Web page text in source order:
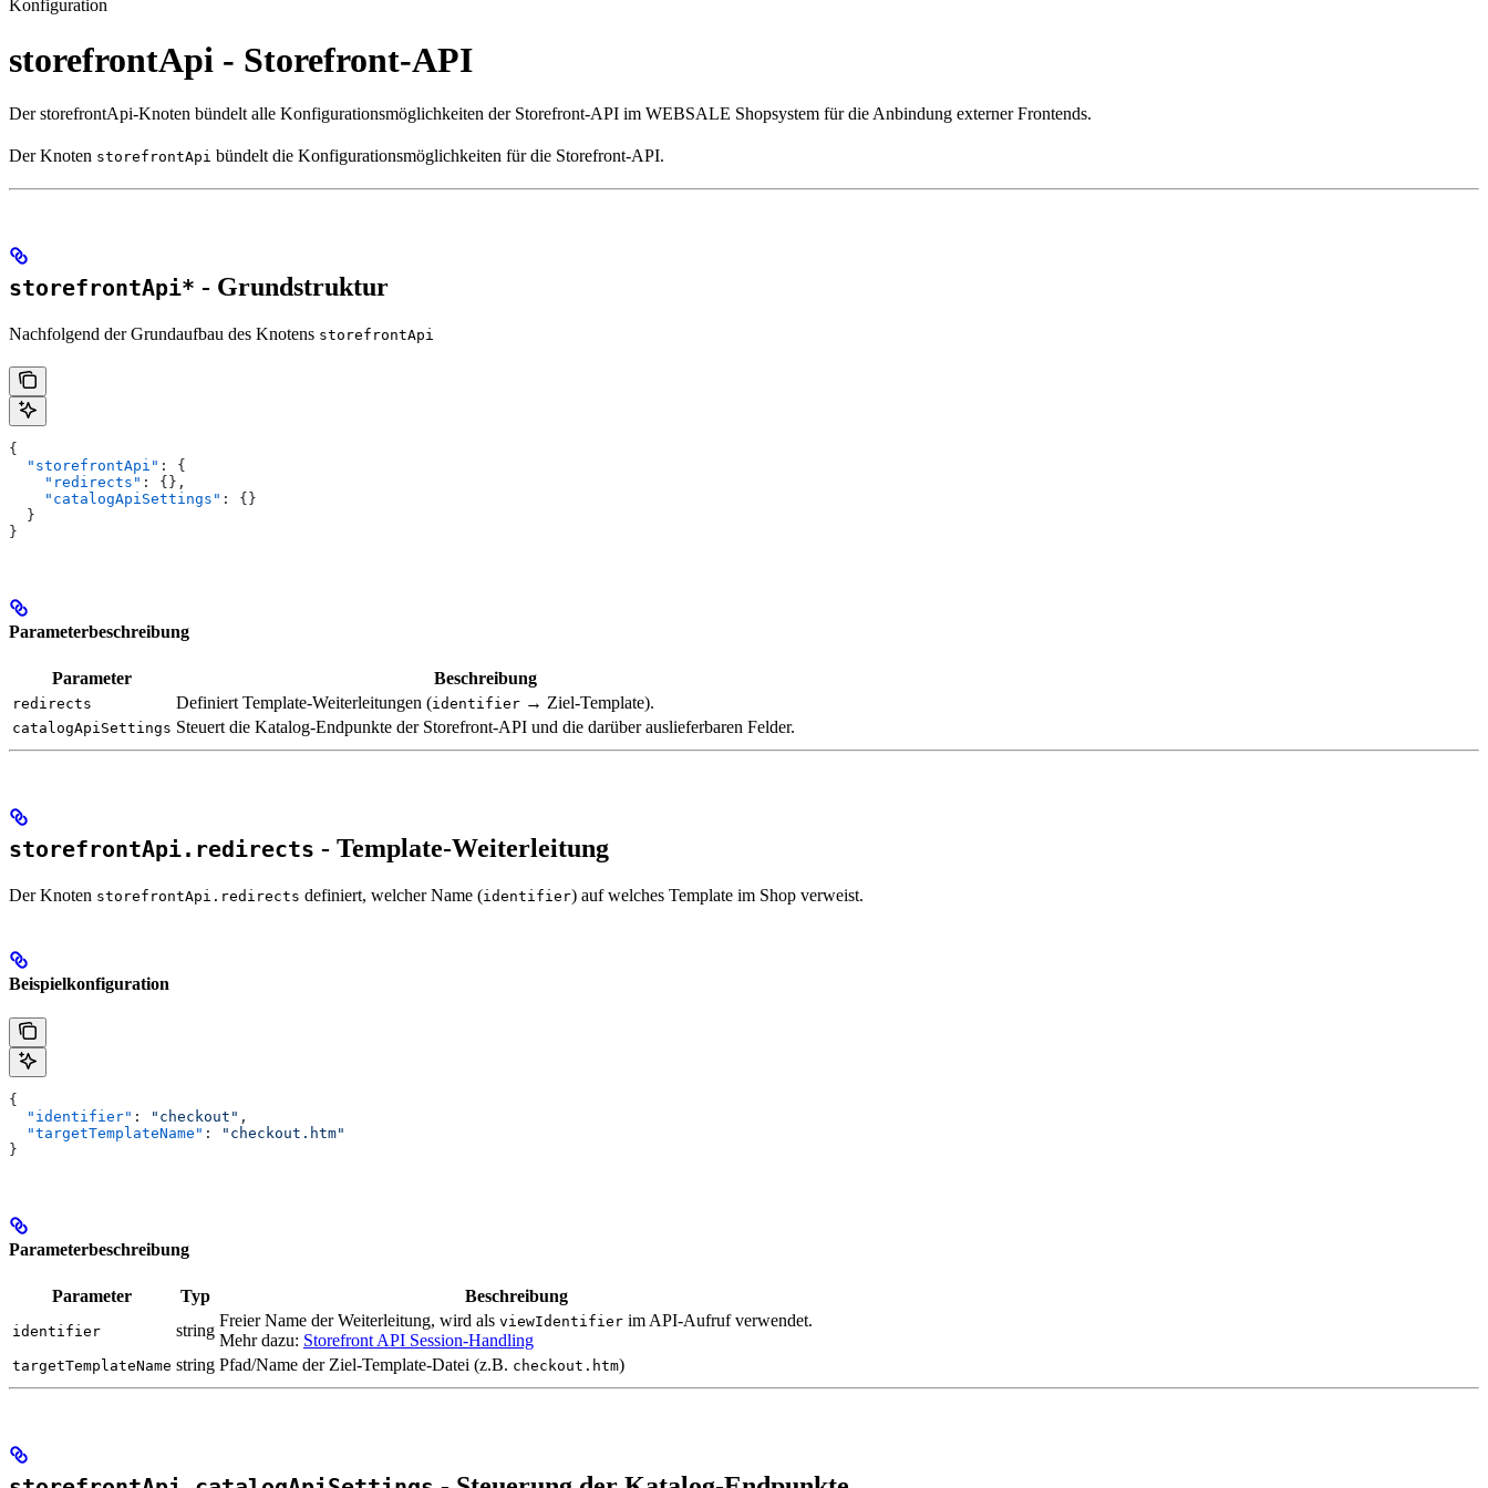
Konfiguration
storefrontApi - Storefront-API
Der storefrontApi-Knoten bündelt alle Konfigurationsmöglichkeiten der Storefront-API im WEBSALE Shopsystem für die Anbindung externer Frontends.
Der Knoten storefrontApi bündelt die Konfigurationsmöglichkeiten für die Storefront-API.
storefrontApi* - Grundstruktur
Nachfolgend der Grundaufbau des Knotens storefrontApi
{
  "storefrontApi"
: {
    "redirects"
: {},
    "catalogApiSettings"
: {}
  }
}
Parameterbeschreibung
Parameter Beschreibung
redirects Definiert Template-Weiterleitungen (identifier → Ziel-Template).
catalogApiSettings Steuert die Katalog-Endpunkte der Storefront-API und die darüber auslieferbaren Felder.
storefrontApi.redirects - Template-Weiterleitung
Der Knoten storefrontApi.redirects definiert, welcher Name (identifier) auf welches Template im Shop verweist.
Beispielkonfiguration
{
  "identifier"
: "checkout" ,
  "targetTemplateName"
:
"checkout.htm"
}
Parameterbeschreibung
Parameter Typ Beschreibung
identifier string
Freier Name der Weiterleitung, wird als viewIdentifier im API-Aufruf verwendet.
Mehr dazu: Storefront API Session-Handling
targetTemplateName string Pfad/Name der Ziel-Template-Datei (z.B. checkout.htm)